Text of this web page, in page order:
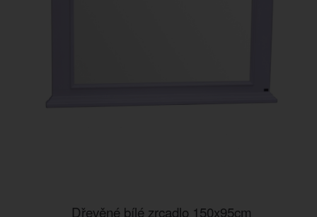
Dřevěné bílé zrcadlo 150x95cm